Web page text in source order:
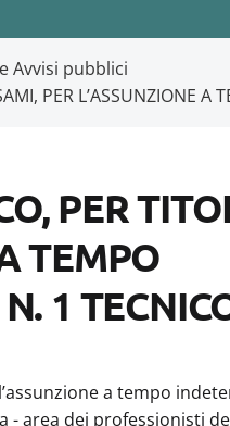
Avvisi pubblici
PER L’ASSUNZIONE
PER
TEMPO
1
a tempo
area dei professionisti